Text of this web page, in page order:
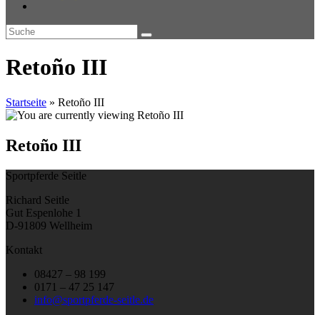
Retoño III
Startseite » Retoño III
Retoño III
Sportpferde Seitle
Richard Seitle
Gut Espenlohe 1
D-91809 Wellheim
Kontakt
08427 – 98 199
0171 – 47 25 147
info@sportpferde-seitle.de